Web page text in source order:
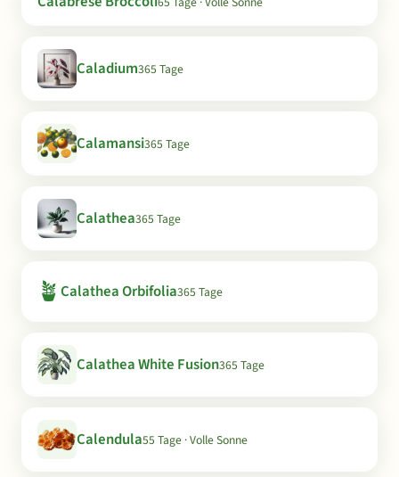
Caladium365 Tage
Calamansi365 Tage
Calathea365 Tage
🪴 Calathea Orbifolia365 Tage
Calathea White Fusion365 Tage
Calendula55 Tage · Volle Sonne